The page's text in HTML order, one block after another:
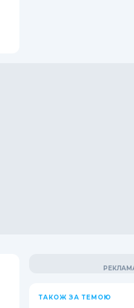
ТАКОЖ ЗА ТЕМОЮ